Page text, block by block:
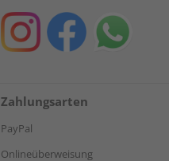
Zahlungsarten
PayPal
Onlineüberweisung